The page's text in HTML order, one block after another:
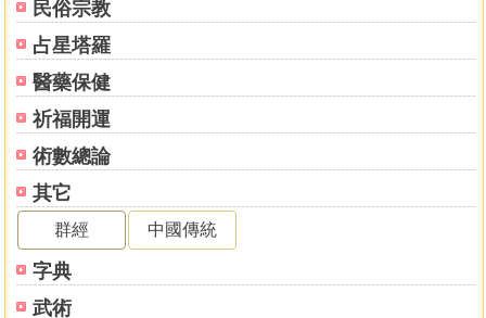
民俗宗教
占星塔羅
醫藥保健
祈福開運
術數總論
其它
群經 中國傳統
字典
武術